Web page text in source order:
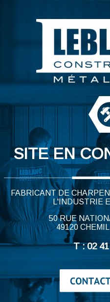
SITE EN
FABRICANT DE
L'INDUSTRIE
50 RUE
49120
T : 02